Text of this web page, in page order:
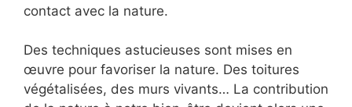
contact avec la nature.
Des techniques astucieuses sont mises en
œuvre pour favoriser la nature. Des toitures
végétalisées, des murs vivants… La contribution